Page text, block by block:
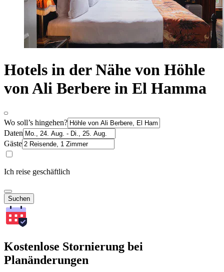
Hotels in der Nähe von Höhle
von Ali Berbere in El Hamma
Wo soll’s hingehen?
Daten
Gäste
Ich reise geschäftlich
Suchen
Kostenlose Stornierung bei
Planänderungen